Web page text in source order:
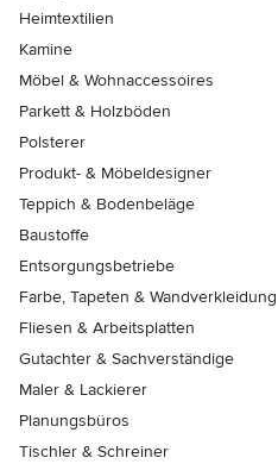
Heimtextilien
Kamine
Möbel & Wohnaccessoires
Parkett & Holzböden
Polsterer
Produkt- & Möbeldesigner
Teppich & Bodenbeläge
Baustoffe
Entsorgungsbetriebe
Farbe, Tapeten & Wandverkleidung
Fliesen & Arbeitsplatten
Gutachter & Sachverständige
Maler & Lackierer
Planungsbüros
Tischler & Schreiner